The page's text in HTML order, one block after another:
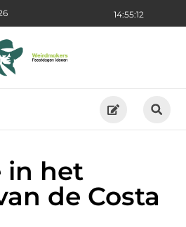
14:55:13
in het
de Costa